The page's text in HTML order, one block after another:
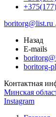
boritorg@list.ru
Назад
E-mails
boritorg-
Контактная
Минская
Instagram